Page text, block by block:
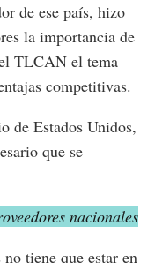
de ese país, hizo
la importancia de
TLCAN el tema
competitivas.
de Estados Unidos,
que se
nacionales
tiene que estar en